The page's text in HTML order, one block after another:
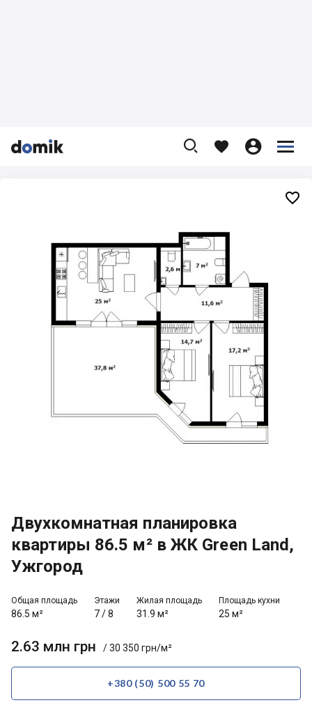


    


Двухкомнатная планировка
квартиры 86.5 м² в ЖК Green Land,
Ужгород
Общая площадь
86.5 м²
Этажи
7/8
Жилая площадь
31.9 м²
Площадь кухни
25 м²
2.63 млн грн / 30 350 грн/м²
+380 (50) 500 55 70
